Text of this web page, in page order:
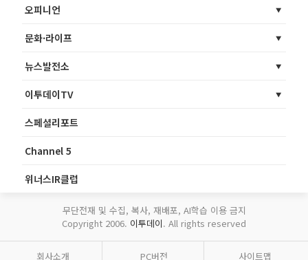
오피니언
문화·라이프
뉴스발전소
이투데이TV
스페셜리포트
Channel 5
위너스IR클럽
무단전재 및 수집, 복사, 재배포, AI학습 이용 금지
Copyright 2006. 이투데이. All rights reserved
회사소개 PC버전 사이트맵